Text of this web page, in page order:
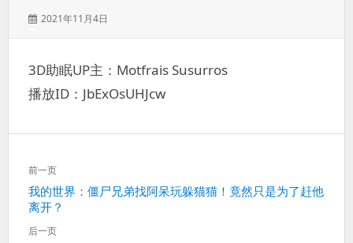
发
2021年11月4日
3D助眠UP主：Motfrais Susurros
播放ID：JbExOsUHJcw
文
章
导
航
前一页
上
一
篇：
我的世界：僵尸兄弟找阿呆玩躲猫猫！竟然只是为了赶他
离开？
后一页